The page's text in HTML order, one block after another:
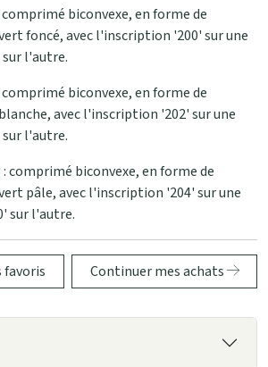
biconvexe, en forme de
foncé, avec l'inscription '200' sur une
sur l'autre.
biconvexe, en forme de
avec l'inscription '202' sur une
sur l'autre.
comprimé biconvexe, en forme de
pâle, avec l'inscription '204' sur une
sur l'autre.
favoris Continuer mes achats